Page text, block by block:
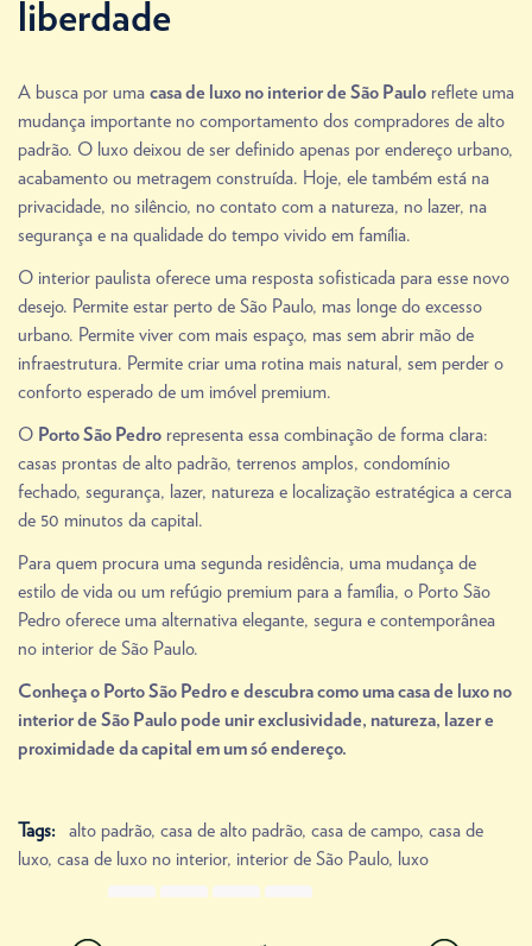
liberdade
A busca por uma casa de luxo no interior de São Paulo reflete uma
mudança importante no comportamento dos compradores de alto
padrão. O luxo deixou de ser definido apenas por endereço urbano,
acabamento ou metragem construída. Hoje, ele também está na
privacidade, no silêncio, no contato com a natureza, no lazer, na
segurança e na qualidade do tempo vivido em família.
O interior paulista oferece uma resposta sofisticada para esse novo
desejo. Permite estar perto de São Paulo, mas longe do excesso
urbano. Permite viver com mais espaço, mas sem abrir mão de
infraestrutura. Permite criar uma rotina mais natural, sem perder o
conforto esperado de um imóvel premium.
O Porto São Pedro representa essa combinação de forma clara:
casas prontas de alto padrão, terrenos amplos, condomínio
fechado, segurança, lazer, natureza e localização estratégica a cerca
de 50 minutos da capital.
Para quem procura uma segunda residência, uma mudança de
estilo de vida ou um refúgio premium para a família, o Porto São
Pedro oferece uma alternativa elegante, segura e contemporânea
no interior de São Paulo.
Conheça o Porto São Pedro e descubra como uma casa de luxo no
interior de São Paulo pode unir exclusividade, natureza, lazer e
proximidade da capital em um só endereço.
Tags: alto padrão, casa de alto padrão, casa de campo, casa de
luxo, casa de luxo no interior, interior de São Paulo, luxo